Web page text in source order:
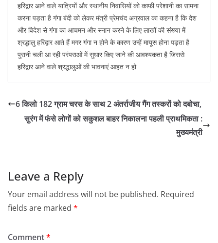
हरिद्वार आने वाले यात्रियों और स्थानीय निवासियों को काफी परेशानी का सामना
करना पड़ता है गंगा बंदी को लेकर मंत्री प्रेमचंद अग्रवाल का कहना है कि देश
और विदेश से गंगा का आचमन और स्नान करने के लिए लाखों की संख्या में
श्रद्धालु हरिद्वार आते हैं मगर गंगा न होने के कारण उन्हें मायूस होना पड़ता है
पुरानी चली आ रही परंपराओं में सुधार किए जाने की आवश्यकता है जिससे
हरिद्वार आने वाले श्रद्धालुओं की भावनाएं आहत न हो
6 किलो 182 ग्राम चरस के साथ 2 अंतर्राजीय गैंग तस्करों को दबोचा,
सुरंग में फंसे लोगों को सकुशल बाहर निकालना पहली प्राथमिकता :
मुख्यमंत्री
Leave a Reply
Your email address will not be published. Required
fields are marked *
Comment*